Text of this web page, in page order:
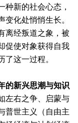
种新的社会心态，
化处悄悄生长。
离经叛道之象，被
促使对象获得自我
这一过程。
的新兴思潮与知识
左右之争、启蒙与
普世主义（自由主